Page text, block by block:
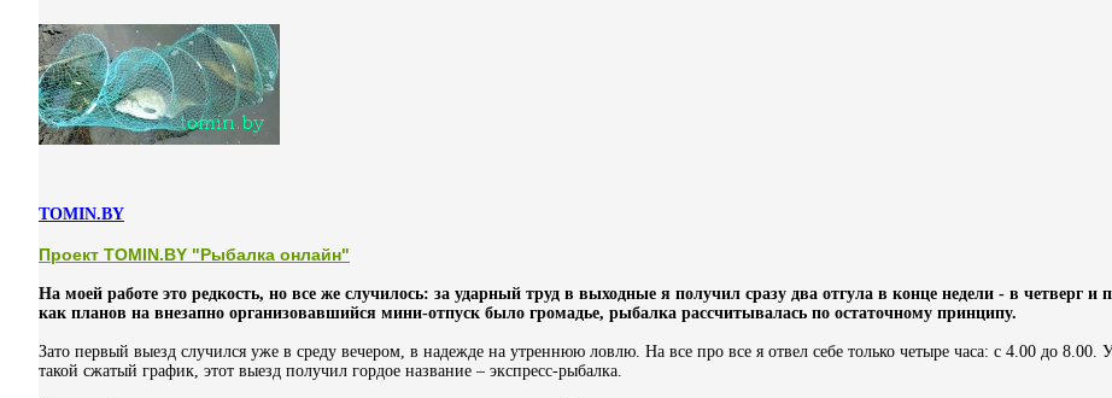
TOMIN.BY
Проект TOMIN.BY "Рыбалка онлайн"
На моей работе это редкость, но все же случилось: за ударный труд в выходные я получил сразу два отгула в конце недели - в четверг и
как планов на внезапно организовавшийся мини-отпуск было громадье, рыбалка рассчитывалась по остаточному принципу.
Зато первый выезд случился уже в среду вечером, в надежде на утреннюю ловлю. На все про все я отвел себе только четыре часа: с 4.00 до 8.00.
такой сжатый график, этот выезд получил гордое название – экспресс-рыбалка.